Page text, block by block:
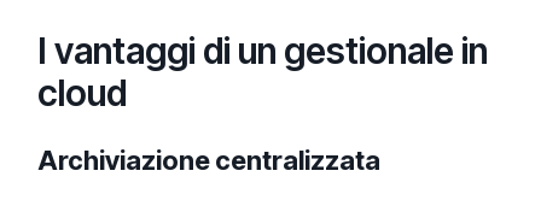
I vantaggi di un gestionale in
cloud
Archiviazione centralizzata